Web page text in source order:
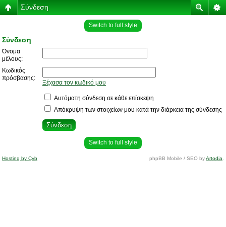
Σύνδεση
Switch to full style
Σύνδεση
Όνομα
μέλους:
Κωδικός
πρόσβασης:
Ξέχασα τον κωδικό μου
Αυτόματη σύνδεση σε κάθε επίσκεψη
Απόκρυψη των στοιχείων μου κατά την διάρκεια της σύνδεσης
Switch to full style
Hosting by Cyb phpBB Mobile / SEO byArtodia